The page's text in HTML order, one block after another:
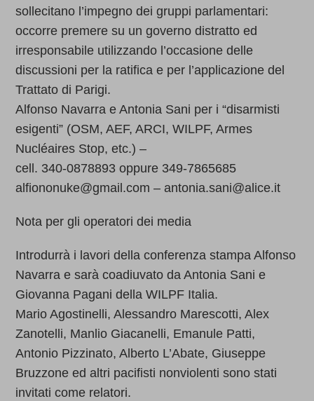
sollecitano l’impegno dei gruppi parlamentari:
occorre premere su un governo distratto ed
irresponsabile utilizzando l’occasione delle
discussioni per la ratifica e per l’applicazione del
Trattato di Parigi.
Alfonso Navarra e Antonia Sani per i “disarmisti
esigenti” (OSM, AEF, ARCI, WILPF, Armes
Nucléaires Stop, etc.) –
cell. 340-0878893 oppure 349-7865685
alfiononuke@gmail.com – antonia.sani@alice.it
Nota per gli operatori dei media
Introdurrà i lavori della conferenza stampa Alfonso
Navarra e sarà coadiuvato da Antonia Sani e
Giovanna Pagani della WILPF Italia.
Mario Agostinelli, Alessandro Marescotti, Alex
Zanotelli, Manlio Giacanelli, Emanule Patti,
Antonio Pizzinato, Alberto L’Abate, Giuseppe
Bruzzone ed altri pacifisti nonviolenti sono stati
invitati come relatori.